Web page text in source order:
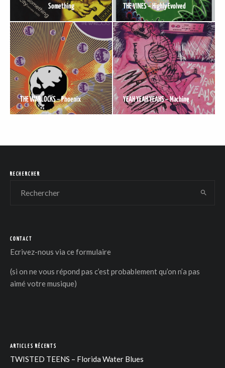
Something
THE VINES – Highly Evolved
THE WARLOCKS – Phoenix YEAH YEAH YEAHS – Machine
RECHERCHER
CONTACT
Ecrivez-nous via ce formulaire
(si on ne vous répond pas c’est probablement qu’on n’a pas
aimé votre musique)
ARTICLES RÉCENTS
TWISTED TEENS – Florida Water Blues